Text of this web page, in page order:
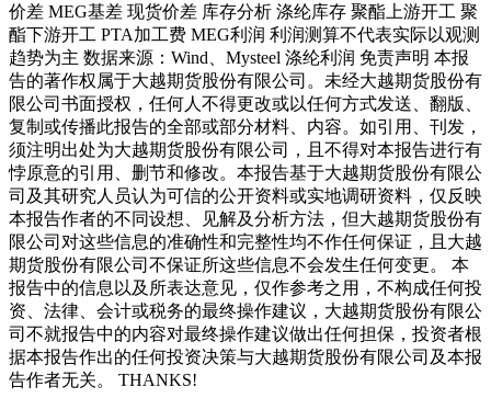
价差 MEG基差 现货价差 库存分析 涤纶库存 聚酯上游开工 聚
酯下游开工 PTA加工费 MEG利润 利润测算不代表实际以观测
趋势为主 数据来源：Wind、Mysteel 涤纶利润 免责声明 本报
告的著作权属于大越期货股份有限公司。未经大越期货股份有
限公司书面授权，任何人不得更改或以任何方式发送、翻版、
复制或传播此报告的全部或部分材料、内容。如引用、刊发，
须注明出处为大越期货股份有限公司，且不得对本报告进行有
悖原意的引用、删节和修改。本报告基于大越期货股份有限公
司及其研究人员认为可信的公开资料或实地调研资料，仅反映
本报告作者的不同设想、见解及分析方法，但大越期货股份有
限公司对这些信息的准确性和完整性均不作任何保证，且大越
期货股份有限公司不保证所这些信息不会发生任何变更。 本
报告中的信息以及所表达意见，仅作参考之用，不构成任何投
资、法律、会计或税务的最终操作建议，大越期货股份有限公
司不就报告中的内容对最终操作建议做出任何担保，投资者根
据本报告作出的任何投资决策与大越期货股份有限公司及本报
告作者无关。 THANKS!